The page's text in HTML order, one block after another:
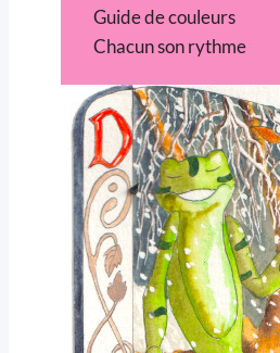
Guide de couleurs
Chacun son rythme